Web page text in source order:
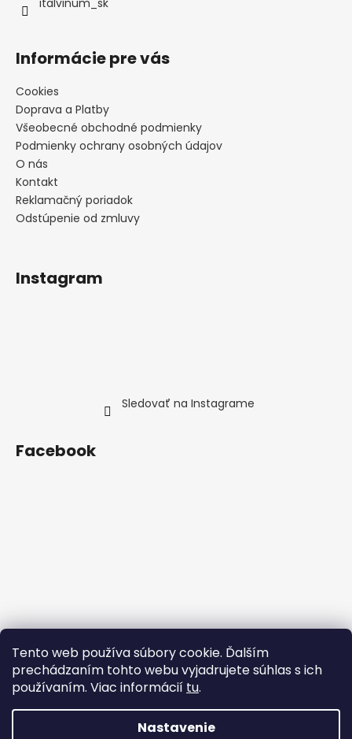
Tento web používa súbory cookie. Ďalším
prechádzaním tohto webu vyjadrujete súhlas s ich
používaním. Viac informácií tu.
Nastavenie
Informácie pre vás
Cookies
Doprava a Platby
Všeobecné obchodné podmienky
Podmienky ochrany osobných údajov
O nás
Kontakt
Reklamačný poriadok
Odstúpenie od zmluvy
Instagram
Sledovať na Instagrame
Facebook